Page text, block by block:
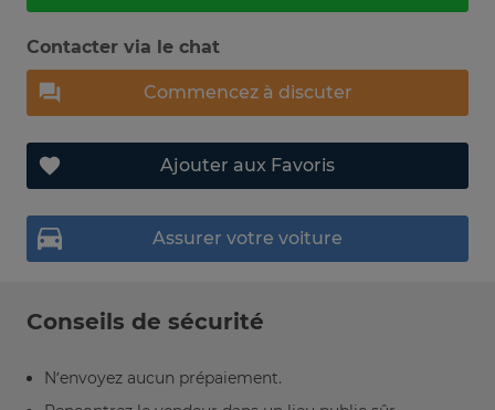
Contacter via le chat
Commencez à discuter
Ajouter aux Favoris
Assurer votre voiture
Conseils de sécurité
N’envoyez aucun prépaiement.